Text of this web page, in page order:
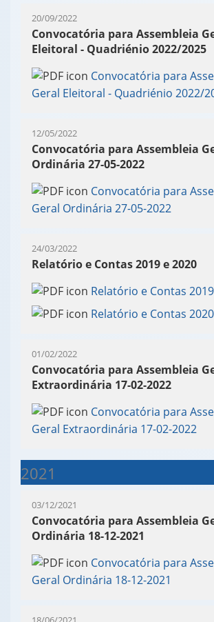
20/09/2022
Convocatória para Assembleia
Eleitoral - Quadriénio 2022/2025
Convocatória para
Geral Eleitoral - Quadriénio 2022/
12/05/2022
Convocatória para Assembleia
Ordinária 27-05-2022
Convocatória para
Geral Ordinária 27-05-2022
24/03/2022
Relatório e Contas 2019 e 2020
Relatório e Contas 2019
Relatório e Contas 2020
01/02/2022
Convocatória para Assembleia
Extraordinária 17-02-2022
Convocatória para
Geral Extraordinária 17-02-2022
2021
03/12/2021
Convocatória para Assembleia
Ordinária 18-12-2021
Convocatória para
Geral Ordinária 18-12-2021